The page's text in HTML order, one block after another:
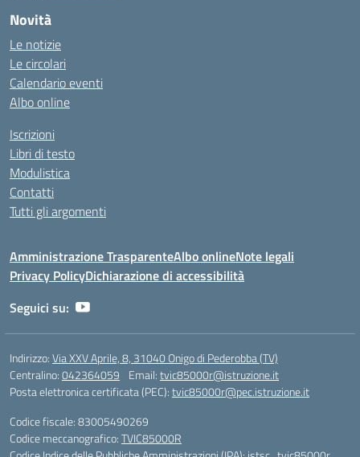
Novità
Le notizie
Le circolari
Calendario eventi
Albo online
Iscrizioni
Libri di testo
Modulistica
Contatti
Tutti gli argomenti
Amministrazione TrasparenteAlbo onlineNote legali
Privacy PolicyDichiarazione di accessibilità
Seguici su:
Indirizzo:Via XXV Aprile, 8, 31040 Onigo di Pederobba (TV)
Centralino:042364059 Email:tvic85000r@istruzione.it
Posta elettronica certificata (PEC):tvic85000r@pec.istruzione.it
Codice fiscale: 83005490269
Codice meccanografico:TVIC85000R